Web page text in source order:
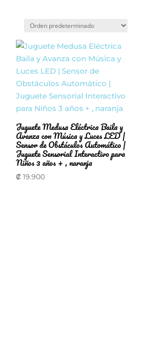
Juguete Medusa Eléctrica Baila y
Avanza con Música y Luces LED |
Sensor de Obstáculos Automático |
Juguete Sensorial Interactivo para
Niños 3 años + , naranja
₡19.900